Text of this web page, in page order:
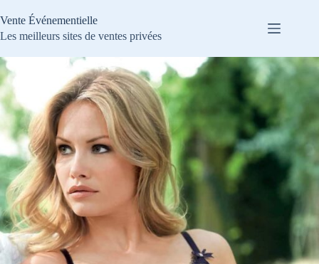
au
contenu
Vente Événementielle
Les meilleurs sites de ventes privées